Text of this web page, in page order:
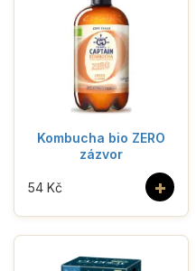
Kombucha bio ZERO
zázvor
+
54 Kč